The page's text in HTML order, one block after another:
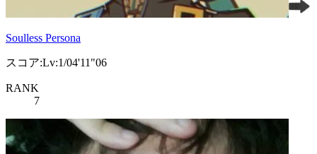
Soulless Persona
スコア:Lv:1/04'11"06
RANK
7